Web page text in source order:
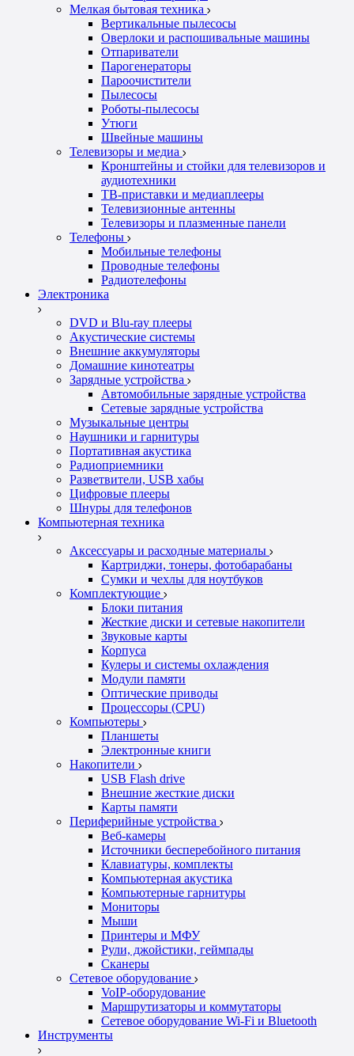
Мелкая бытовая техника
Вертикальные пылесосы
Оверлоки и распошивальные машины
Отпариватели
Парогенераторы
Пароочистители
Пылесосы
Роботы-пылесосы
Утюги
Швейные машины
Телевизоры и медиа
Кронштейны и стойки для телевизоров и
аудиотехники
ТВ-приставки и медиаплееры
Телевизионные антенны
Телевизоры и плазменные панели
Телефоны
Мобильные телефоны
Проводные телефоны
Радиотелефоны
Электроника
DVD и Blu-ray плееры
Акустические системы
Внешние аккумуляторы
Домашние кинотеатры
Зарядные устройства
Автомобильные зарядные устройства
Сетевые зарядные устройства
Музыкальные центры
Наушники и гарнитуры
Портативная акустика
Радиоприемники
Разветвители, USB хабы
Цифровые плееры
Шнуры для телефонов
Компьютерная техника
Аксессуары и расходные материалы
Картриджи, тонеры, фотобарабаны
Сумки и чехлы для ноутбуков
Комплектующие
Блоки питания
Жесткие диски и сетевые накопители
Звуковые карты
Корпуса
Кулеры и системы охлаждения
Модули памяти
Оптические приводы
Процессоры (CPU)
Компьютеры
Планшеты
Электронные книги
Накопители
USB Flash drive
Внешние жесткие диски
Карты памяти
Периферийные устройства
Веб-камеры
Источники бесперебойного питания
Клавиатуры, комплекты
Компьютерная акустика
Компьютерные гарнитуры
Мониторы
Мыши
Принтеры и МФУ
Рули, джойстики, геймпады
Сканеры
Сетевое оборудование
VoIP-оборудование
Маршрутизаторы и коммутаторы
Сетевое оборудование Wi-Fi и Bluetooth
Инструменты